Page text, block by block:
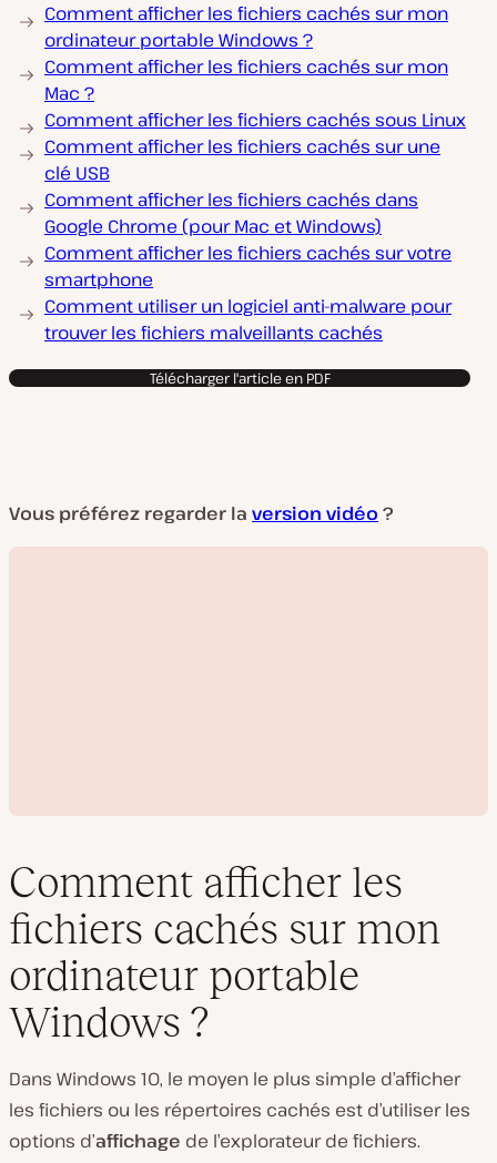
Comment afficher les fichiers cachés sur mon
ordinateur portable Windows ?
Comment afficher les fichiers cachés sur mon
Mac ?
Comment afficher les fichiers cachés sous Linux
Comment afficher les fichiers cachés sur une
clé USB
Comment afficher les fichiers cachés dans
Google Chrome (pour Mac et Windows)
Comment afficher les fichiers cachés sur votre
smartphone
Comment utiliser un logiciel anti-malware pour
trouver les fichiers malveillants cachés
Télécharger l'article en PDF
Vous préférez regarder la version vidéo ?
i
r
i
d
é
Comment afficher les
fichiers cachés sur mon
ordinateur portable
Windows ?
Dans Windows 10, le moyen le plus simple d’afficher
les fichiers ou les répertoires cachés est d’utiliser les
options d’affichage de l’explorateur de fichiers.